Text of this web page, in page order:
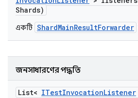
Shards)
একটি ShardMainResultForwarder
জনসাধারণের পদ্ধতি
List< ITestInvocationListener